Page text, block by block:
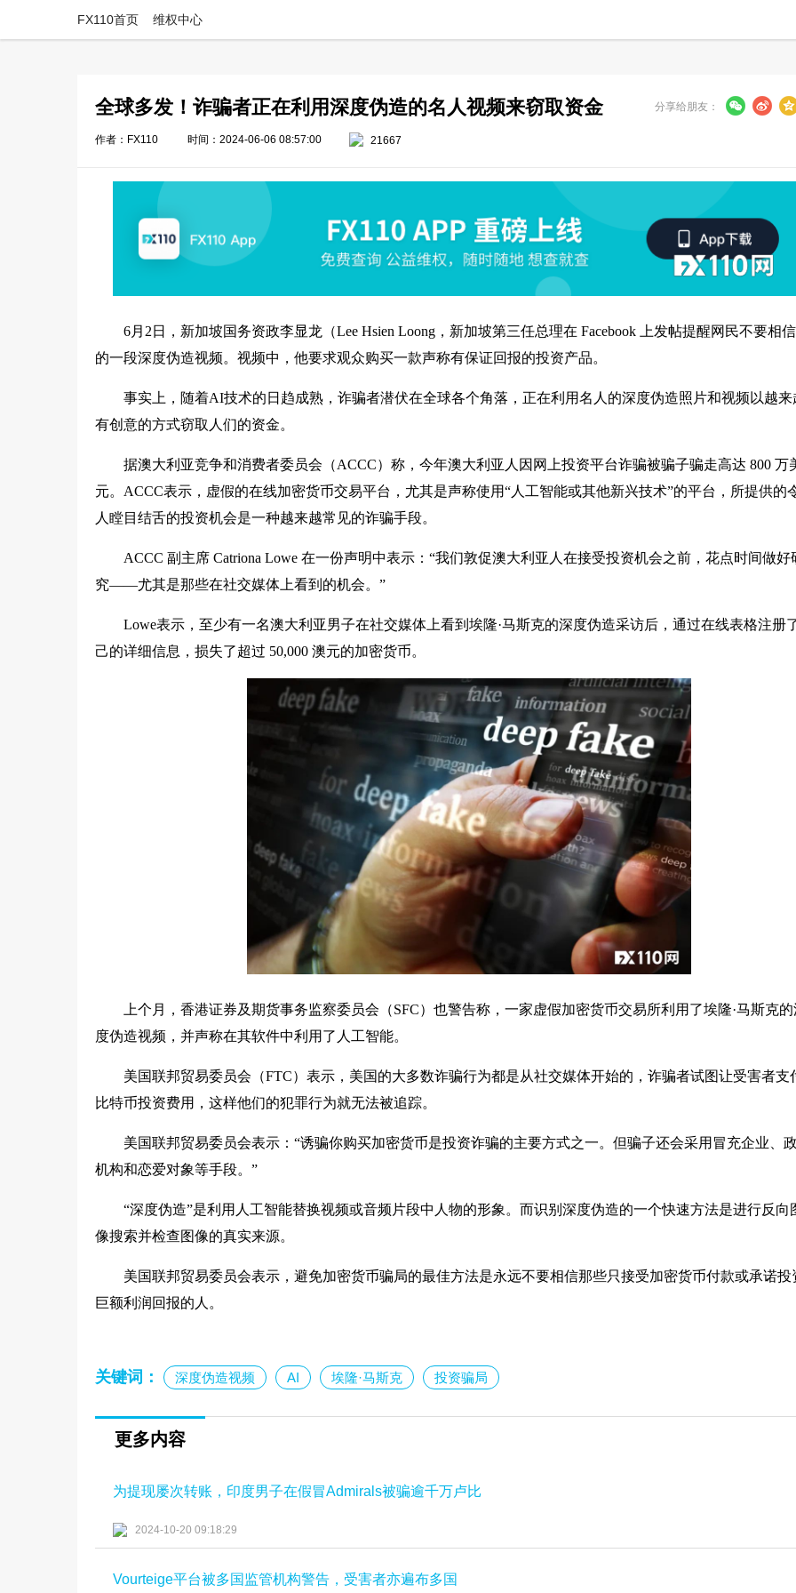
FX110首页 维权中心
全球多发！诈骗者正在利用深度伪造的名人视频来窃取资金 分享给朋友：
作者：FX110 时间：2024-06-06 08:57:00 21667
6月2日，新加坡国务资政李显龙（Lee Hsien Loong，新加坡第三任总理在 Facebook 上发帖提醒网民不要相
的一段深度伪造视频。视频中，他要求观众购买一款声称有保证回报的投资产品。
事实上，随着AI技术的日趋成熟，诈骗者潜伏在全球各个角落，正在利用名人的深度伪造照片和视频以越来
有创意的方式窃取人们的资金。
据澳大利亚竞争和消费者委员会（ACCC）称，今年澳大利亚人因网上投资平台诈骗被骗子骗走高达 800 万
元。ACCC表示，虚假的在线加密货币交易平台，尤其是声称使用“人工智能或其他新兴技术”的平台，所提供的
人瞠目结舌的投资机会是一种越来越常见的诈骗手段。
ACCC 副主席 Catriona Lowe 在一份声明中表示：“我们敦促澳大利亚人在接受投资机会之前，花点时间做好
究——尤其是那些在社交媒体上看到的机会。”
Lowe表示，至少有一名澳大利亚男子在社交媒体上看到埃隆·马斯克的深度伪造采访后，通过在线表格注册
己的详细信息，损失了超过 50,000 澳元的加密货币。
上个月，香港证券及期货事务监察委员会（SFC）也警告称，一家虚假加密货币交易所利用了埃隆·马斯克
度伪造视频，并声称在其软件中利用了人工智能。
美国联邦贸易委员会（FTC）表示，美国的大多数诈骗行为都是从社交媒体开始的，诈骗者试图让受害者支
比特币投资费用，这样他们的犯罪行为就无法被追踪。
美国联邦贸易委员会表示：“诱骗你购买加密货币是投资诈骗的主要方式之一。但骗子还会采用冒充企业、
机构和恋爱对象等手段。”
“深度伪造”是利用人工智能替换视频或音频片段中人物的形象。而识别深度伪造的一个快速方法是进行反向
像搜索并检查图像的真实来源。
美国联邦贸易委员会表示，避免加密货币骗局的最佳方法是永远不要相信那些只接受加密货币付款或承诺投
巨额利润回报的人。
关键词： 深度伪造视频 AI 埃隆·马斯克 投资骗局
更多内容
为提现屡次转账，印度男子在假冒Admirals被骗逾千万卢比
2024-10-20 09:18:29
Vourteige平台被多国监管机构警告，受害者亦遍布多国